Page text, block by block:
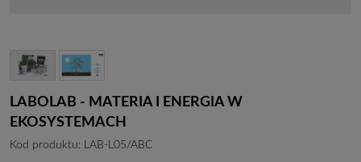
LABOLAB - MATERIA I ENERGIA W
EKOSYSTEMACH
Kod produktu: LAB-L05/ABC